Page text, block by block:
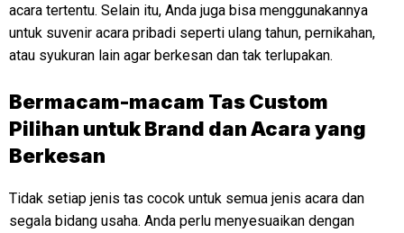
acara tertentu. Selain itu, Anda juga bisa menggunakannya
untuk suvenir acara pribadi seperti ulang tahun, pernikahan,
atau syukuran lain agar berkesan dan tak terlupakan.
Bermacam-macam Tas Custom
Pilihan untuk Brand dan Acara yang
Berkesan
Tidak setiap jenis tas cocok untuk semua jenis acara dan
segala bidang usaha. Anda perlu menyesuaikan dengan